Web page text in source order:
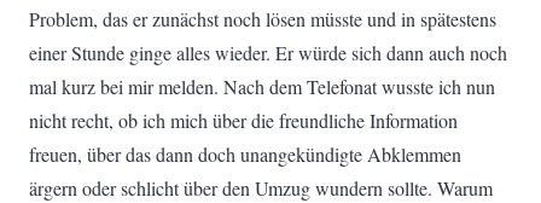
Problem, das er zunächst noch lösen müsste und in spätestens
einer Stunde ginge alles wieder. Er würde sich dann auch noch
mal kurz bei mir melden. Nach dem Telefonat wusste ich nun
nicht recht, ob ich mich über die freundliche Information
freuen, über das dann doch unangekündigte Abklemmen
ärgern oder schlicht über den Umzug wundern sollte. Warum